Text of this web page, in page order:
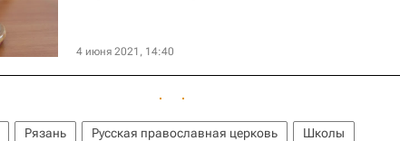
4 июня 2021, 14:40
Рязань Русская православная церковь Школы